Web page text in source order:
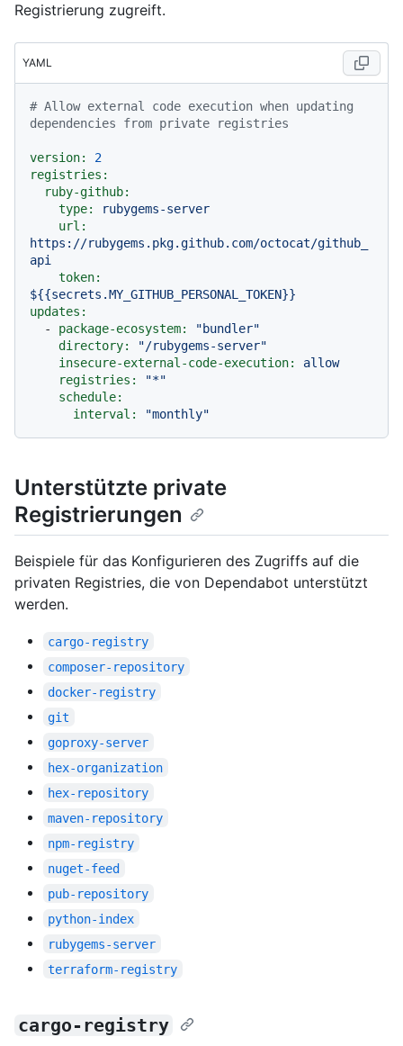
Registrierung zugreift.
YAML
# Allow external code execution when updating
dependencies from private registries
version:
2
registries:
ruby-github:
type:
rubygems-server
url:
https://rubygems.pkg.github.com/octocat/github_
api
token:
${{secrets.MY_GITHUB_PERSONAL_TOKEN}}
updates:
-
package-ecosystem:
"bundler"
directory:
"/rubygems-server"
insecure-external-code-execution:
allow
registries:
"*"
schedule:
interval:
"monthly"
Unterstützte private
Registrierungen
Beispiele für das Konfigurieren des Zugriffs auf die
privaten Registries, die von Dependabot unterstützt
werden.
cargo-registry
composer-repository
docker-registry
git
goproxy-server
hex-organization
hex-repository
maven-repository
npm-registry
nuget-feed
pub-repository
python-index
rubygems-server
terraform-registry
cargo-registry